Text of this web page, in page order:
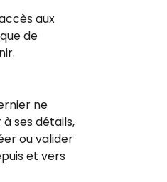
aux
de
ne
ses détails,
ou valider
et vers